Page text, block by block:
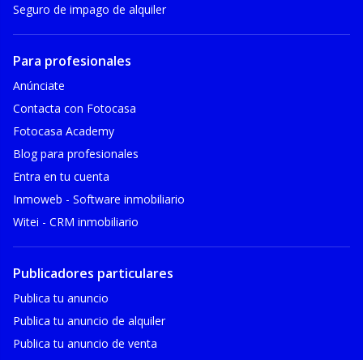
Seguro de impago de alquiler
Para profesionales
Anúnciate
Contacta con Fotocasa
Fotocasa Academy
Blog para profesionales
Entra en tu cuenta
Inmoweb - Software inmobiliario
Witei - CRM inmobiliario
Publicadores particulares
Publica tu anuncio
Publica tu anuncio de alquiler
Publica tu anuncio de venta